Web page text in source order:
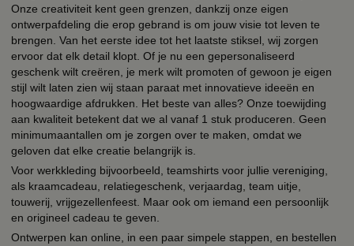
Onze creativiteit kent geen grenzen, dankzij onze eigen
ontwerpafdeling die erop gebrand is om jouw visie tot leven te
brengen. Van het eerste idee tot het laatste stiksel, wij zorgen
ervoor dat elk detail klopt. Of je nu een gepersonaliseerd
geschenk wilt creëren, je merk wilt promoten of gewoon je eigen
stijl wilt laten zien wij staan paraat met innovatieve ideeën en
hoogwaardige afdrukken. Het beste van alles? Onze toewijding
aan kwaliteit betekent dat we al vanaf 1 stuk produceren. Geen
minimumaantallen om je zorgen over te maken, omdat we
geloven dat elke creatie belangrijk is.
Voor werkkleding bijvoorbeeld, teamshirts voor jullie vereniging,
als kraamcadeau, relatiegeschenk, verjaardag, team uitje,
touwerij, vrijgezellenfeest. Maar ook om iemand een persoonlijk
en origineel cadeau te geven.
Ontwerpen kan online, in een paar simpele stappen, en bestellen